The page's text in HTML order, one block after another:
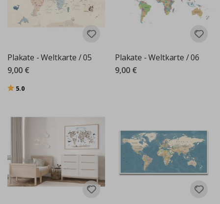
Plakate - Weltkarte / 05
9,00 €
Bewertung:
5.0
Plakate - Weltkarte / 06
9,00 €